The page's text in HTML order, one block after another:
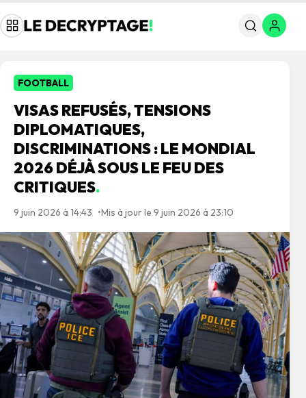
FOOTBALL
VISAS REFUSÉS, TENSIONS
DIPLOMATIQUES,
DISCRIMINATIONS : LE MONDIAL
2026 DÉJÀ SOUS LE FEU DES
CRITIQUES.
9 juin 2026 à 14:43 Mis à jour le 9 juin 2026 à 23:10